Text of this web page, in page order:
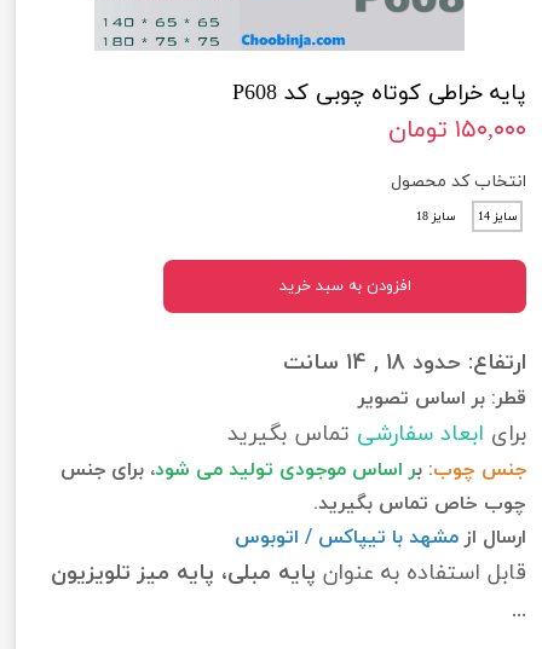
پایه خراطی کوتاه چوبی کد P608
۱۵۰,۰۰۰ تومان
ارتفاع: حدود 18 , 14 سانت
قطر: بر اساس تصویر
برای ابعاد سفارشی تماس بگیرید
جنس چوب: بر اساس موجودی تولید می شود، برای جنس
چوب خاص تماس بگیرید.
ارسال ازمشهد با تیپاکس / اتوبوس
قابل استفاده به عنوان پایه مبلی، پایه میز تلویزیون
...
انتخاب کد محصول
سایز 14 سایز 18
افزودن به سبد خرید